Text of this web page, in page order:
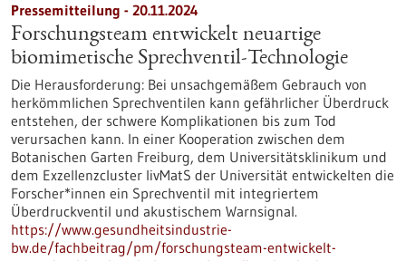
Pressemitteilung - 20.11.2024
Forschungsteam entwickelt neuartige
biomimetische Sprechventil-Technologie
Die Herausforderung: Bei unsachgemäßem Gebrauch von
herkömmlichen Sprechventilen kann gefährlicher Überdruck
entstehen, der schwere Komplikationen bis zum Tod
verursachen kann. In einer Kooperation zwischen dem
Botanischen Garten Freiburg, dem Universitätsklinikum und
dem Exzellenzcluster livMatS der Universität entwickelten die
Forscher*innen ein Sprechventil mit integriertem
Überdruckventil und akustischem Warnsignal.
https://www.gesundheitsindustrie-
bw.de/fachbeitrag/pm/forschungsteam-entwickelt-